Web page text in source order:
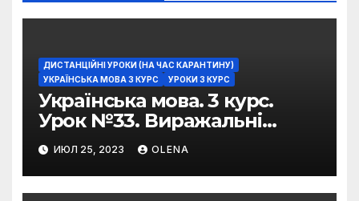
ДИСТАНЦІЙНІ УРОКИ (НА ЧАС КАРАНТИНУ)
УКРАЇНСЬКА МОВА 3 КУРС
УРОКИ 3 КУРС
Українська мова. 3 курс.
Урок №33. Виражальні
можливості фразеологізмів
ИЮЛ 25, 2023 OLENA